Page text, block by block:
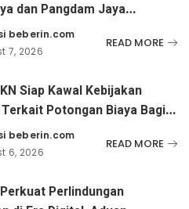
dan Pangdam Jaya
Brimob Polri
beberin.com
7, 2026
READ MORE
Siap Kawal Kebijakan
Potongan Biaya Bagi
Disabilitas
beberin.com
6, 2026
READ MORE
Perkuat Perlindungan